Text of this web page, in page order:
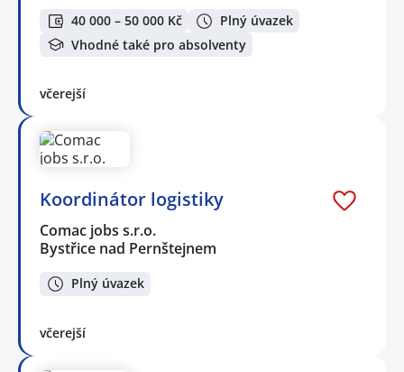
40 000 – 50 000 Kč
Plný úvazek
Vhodné také pro absolventy
včerejší
Koordinátor logistiky
Comac jobs s.r.o.
Bystřice nad Pernštejnem
Plný úvazek
včerejší